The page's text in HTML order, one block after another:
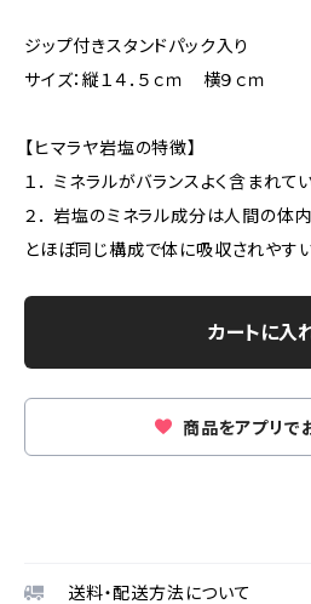
ジップ付きスタンドパック入り
サイズ：縦１４．５ｃｍ 横９ｃｍ
【ヒマラヤ岩塩の特徴】
１． ミネラルがバランスよく含まれてい
２． 岩塩のミネラル成分は人間の体
とほぼ同じ構成で体に吸収されやすい
カートに入
商品をアプリで
送料・配送方法について